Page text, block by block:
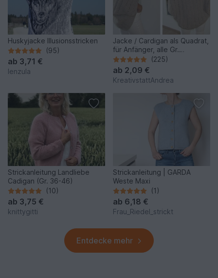
Huskyjacke Illusionsstricken
(95)
ab 3,71 €
lenzula
Jacke / Cardigan als Quadrat,
für Anfänger, alle Gr.
oversized - Strickanleitung
(225)
ab 2,09 €
KreativstattAndrea
Strickanleitung Landliebe
Cadigan (Gr. 36-46)
(10)
ab 3,75 €
knittygitti
Strickanleitung | GARDA
Weste Maxi
(1)
ab 6,18 €
Frau_Riedel_strickt
Entdecke mehr